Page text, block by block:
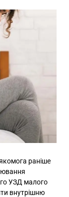
раніше
УЗД малого
внутрішню